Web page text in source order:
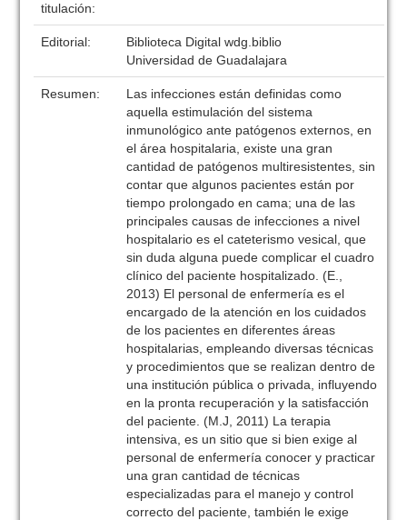
titulación:
Editorial:
Biblioteca Digital wdg.biblio
Universidad de Guadalajara
Resumen:
Las infecciones están definidas como
aquella estimulación del sistema
inmunológico ante patógenos externos, en
el área hospitalaria, existe una gran
cantidad de patógenos multiresistentes, sin
contar que algunos pacientes están por
tiempo prolongado en cama; una de las
principales causas de infecciones a nivel
hospitalario es el cateterismo vesical, que
sin duda alguna puede complicar el cuadro
clínico del paciente hospitalizado. (E.,
2013) El personal de enfermería es el
encargado de la atención en los cuidados
de los pacientes en diferentes áreas
hospitalarias, empleando diversas técnicas
y procedimientos que se realizan dentro de
una institución pública o privada, influyendo
en la pronta recuperación y la satisfacción
del paciente. (M.J, 2011) La terapia
intensiva, es un sitio que si bien exige al
personal de enfermería conocer y practicar
una gran cantidad de técnicas
especializadas para el manejo y control
correcto del paciente, también le exige